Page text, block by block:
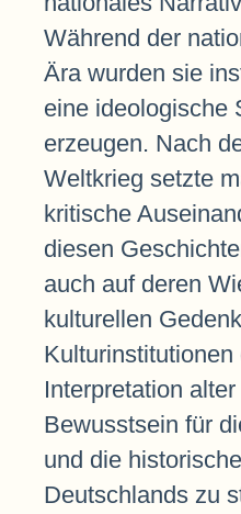
Während der
Ära wurden sie
eine ideologische
erzeugen. Nach
Weltkrieg setzte
kritische
diesen
auch auf deren
kulturellen
Interpretation
Bewusstsein für
und die
Deutschlands zu